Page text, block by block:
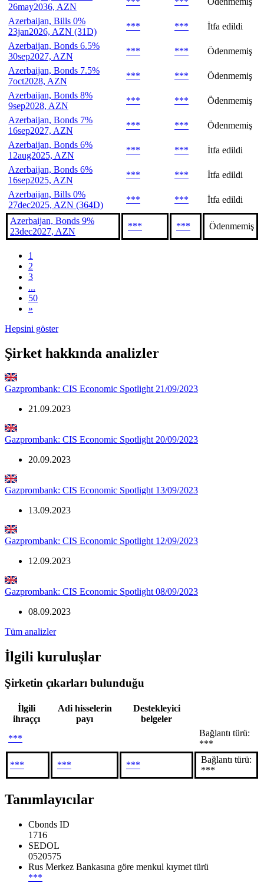
26may2036, AZN
Azerbaijan, Bills 0%
23jan2026, AZN (31D)
*** ***
İtfa edildi
Azerbaijan, Bonds 6.5%
30sep2027, AZN
*** ***
Ödenmemiş
Azerbaijan, Bonds 7.5%
7oct2028, AZN
*** ***
Ödenmemiş
Azerbaijan, Bonds 8%
9sep2028, AZN
*** ***
Ödenmemiş
Azerbaijan, Bonds 7%
16sep2027, AZN
*** ***
Ödenmemiş
Azerbaijan, Bonds 6%
12aug2025, AZN
*** ***
İtfa edildi
Azerbaijan, Bonds 6%
16sep2025, AZN
*** ***
İtfa edildi
Azerbaijan, Bills 0%
27dec2025, AZN (364D)
*** *** İtfa edildi
Azerbaijan, Bonds 9%
23dec2027, AZN
*** *** Ödenmemiş
1
2
3
...
50
»
Hepsini göster
Şirket hakkında analizler
Gazprombank: CIS Economic Spotlight 21/09/2023
21.09.2023
Gazprombank: CIS Economic Spotlight 20/09/2023
20.09.2023
Gazprombank: CIS Economic Spotlight 13/09/2023
13.09.2023
Gazprombank: CIS Economic Spotlight 12/09/2023
12.09.2023
Gazprombank: CIS Economic Spotlight 08/09/2023
08.09.2023
Tüm analizler
İlgili kuruluşlar
Şirketin çıkarları bulunduğu
İlgili
ihraççı
Adi hisselerin
payı
Destekleyici
belgeler
***
Bağlantı türü:
***
*** *** ***
Bağlantı türü:
***
Tanımlayıcılar
Cbonds ID
1716
SEDOL
0520575
Rus Merkez Bankasına göre menkul kıymet türü
***